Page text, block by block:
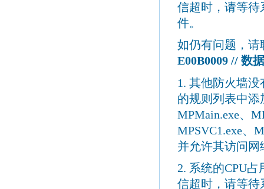
信超时，请等待
件。
如仍有问题，请
E00B0009 // 数
1. 其他防火墙没
的规则列表中
MPMain.exe、
MPSVC1.exe、
并允许其访问网
2. 系统的CPU占
信超时，请等待